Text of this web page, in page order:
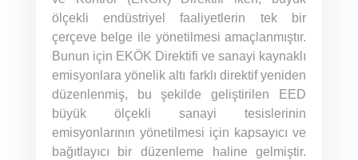
ölçekli endüstriyel faaliyetlerin tek bir
çerçeve belge ile yönetilmesi amaçlanmıştır.
Bunun için EKÖK Direktifi ve sanayi kaynaklı
emisyonlara yönelik altı farklı direktif yeniden
düzenlenmiş, bu şekilde geliştirilen EED
büyük ölçekli sanayi tesislerinin
emisyonlarının yönetilmesi için kapsayıcı ve
bağıtlayıcı bir düzenleme haline gelmiştir.